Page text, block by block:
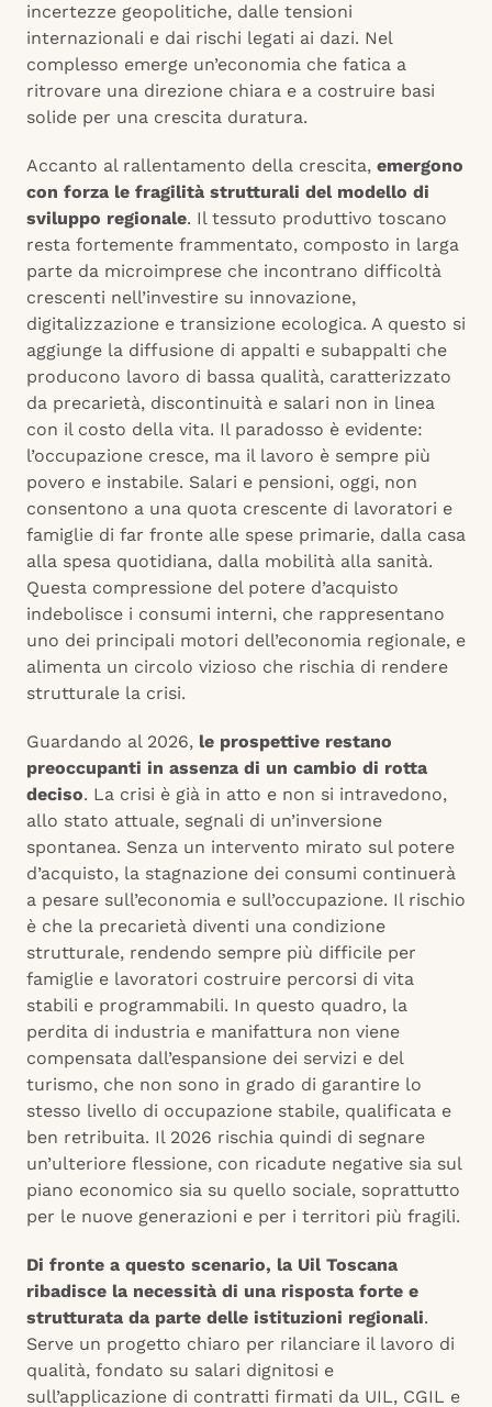
incertezze geopolitiche, dalle tensioni
internazionali e dai rischi legati ai dazi. Nel
complesso emerge un’economia che fatica a
ritrovare una direzione chiara e a costruire basi
solide per una crescita duratura.
Accanto al rallentamento della crescita, emergono
con forza le fragilità strutturali del modello di
sviluppo regionale. Il tessuto produttivo toscano
resta fortemente frammentato, composto in larga
parte da microimprese che incontrano difficoltà
crescenti nell’investire su innovazione,
digitalizzazione e transizione ecologica. A questo si
aggiunge la diffusione di appalti e subappalti che
producono lavoro di bassa qualità, caratterizzato
da precarietà, discontinuità e salari non in linea
con il costo della vita. Il paradosso è evidente:
l’occupazione cresce, ma il lavoro è sempre più
povero e instabile. Salari e pensioni, oggi, non
consentono a una quota crescente di lavoratori e
famiglie di far fronte alle spese primarie, dalla casa
alla spesa quotidiana, dalla mobilità alla sanità.
Questa compressione del potere d’acquisto
indebolisce i consumi interni, che rappresentano
uno dei principali motori dell’economia regionale, e
alimenta un circolo vizioso che rischia di rendere
strutturale la crisi.
Guardando al 2026, le prospettive restano
preoccupanti in assenza di un cambio di rotta
deciso. La crisi è già in atto e non si intravedono,
allo stato attuale, segnali di un’inversione
spontanea. Senza un intervento mirato sul potere
d’acquisto, la stagnazione dei consumi continuerà
a pesare sull’economia e sull’occupazione. Il rischio
è che la precarietà diventi una condizione
strutturale, rendendo sempre più difficile per
famiglie e lavoratori costruire percorsi di vita
stabili e programmabili. In questo quadro, la
perdita di industria e manifattura non viene
compensata dall’espansione dei servizi e del
turismo, che non sono in grado di garantire lo
stesso livello di occupazione stabile, qualificata e
ben retribuita. Il 2026 rischia quindi di segnare
un’ulteriore flessione, con ricadute negative sia sul
piano economico sia su quello sociale, soprattutto
per le nuove generazioni e per i territori più fragili.
Di fronte a questo scenario, la Uil Toscana
ribadisce la necessità di una risposta forte e
strutturata da parte delle istituzioni regionali.
Serve un progetto chiaro per rilanciare il lavoro di
qualità, fondato su salari dignitosi e
sull’applicazione di contratti firmati da UIL, CGIL e